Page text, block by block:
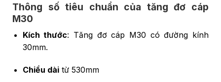
Thông số tiêu chuẩn của tăng đơ cáp
M30
Kích thước: Tăng đơ cáp M30 có đường kính
30mm.
Chiều dàitừ 530mm